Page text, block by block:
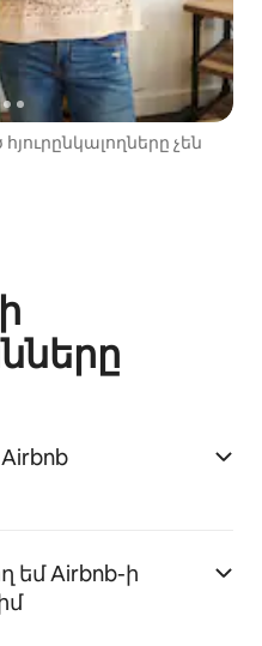
չեն
Airbnb-ի